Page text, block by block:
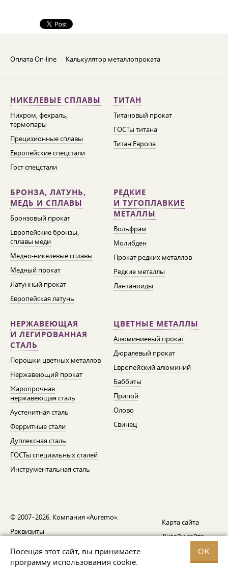
Посещая этот сайт, вы принимаете
программу использования cookie.
OK
Оплата On-line Калькулятор металлопроката
НИКЕЛЕВЫЕ СПЛАВЫ
Нихром, фехраль,
термопары
Прецизионные сплавы
Европейские спецстали
Гост спецстали
ТИТАН
Титановый прокат
ГОСТы титана
Титан Европа
БРОНЗА, ЛАТУНЬ,
МЕДЬ И СПЛАВЫ
Бронзовый прокат
Европейские бронзы,
сплавы меди
Медно-никелевые сплавы
Медный прокат
Латунный прокат
Европейская латунь
РЕДКИЕ
И ТУГОПЛАВКИЕ
МЕТАЛЛЫ
Вольфрам
Молибден
Прокат редких металлов
Редкие металлы
Лантаноиды
НЕРЖАВЕЮЩАЯ
И ЛЕГИРОВАННАЯ
СТАЛЬ
Порошки цветных металлов
Нержавеющий прокат
Жаропрочная
нержавеющая сталь
Аустенитная сталь
Ферритные стали
Дуплексная сталь
ГОСТы специальных сталей
Инструментальная сталь
ЦВЕТНЫЕ МЕТАЛЛЫ
Алюминиевый прокат
Дюралевый прокат
Европейский алюминий
Баббиты
Припой
Олово
Свинец
© 2007–2026. Компания «Auremo».
Реквизиты
Уведомление об отзыве
Карта сайта
Дизайн сайта —